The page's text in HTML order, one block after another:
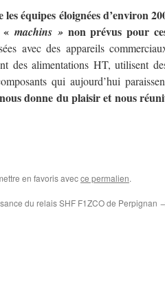
équipes éloignées d’environ
machins »non prévus pour
avec des appareils
des alimentations HT, utilisent
qui aujourd’hui
donne du plaisir et nous
en favoris avecce permalien.
du relais SHF F1ZCO de Perpignan